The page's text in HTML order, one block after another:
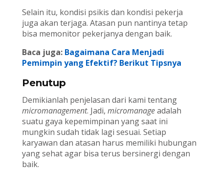
Selain itu, kondisi psikis dan kondisi pekerja
juga akan terjaga. Atasan pun nantinya tetap
bisa memonitor pekerjanya dengan baik.
Baca juga: Bagaimana Cara Menjadi
Pemimpin yang Efektif? Berikut Tipsnya
Penutup
Demikianlah penjelasan dari kami tentang
micromanagement. Jadi, micromanageadalah
suatu gaya kepemimpinan yang saat ini
mungkin sudah tidak lagi sesuai. Setiap
karyawan dan atasan harus memiliki hubungan
yang sehat agar bisa terus bersinergi dengan
baik.